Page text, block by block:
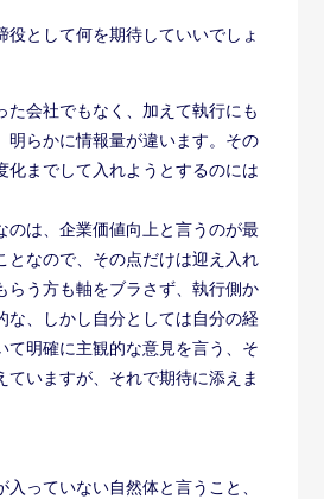
役として何を期待していいでしょ
た会社でもなく、加えて執行にも
明らかに情報量が違います。その
化までして入れようとするのには
のは、企業価値向上と言うのが最
となので、その点だけは迎え入れ
らう方も軸をブラさず、執行側か
な、しかし自分としては自分の経
て明確に主観的な意見を言う、そ
ていますが、それで期待に添えま
っていない自然体と言うこと、